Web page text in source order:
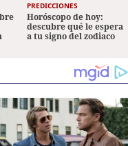
PREDICCIONES
Horóscopo de hoy:
descubre qué le espera
a tu signo del zodiaco